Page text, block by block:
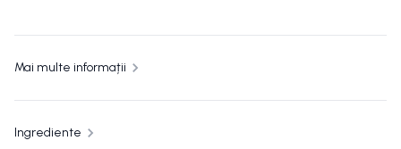
Mai multe informații
Ingrediente